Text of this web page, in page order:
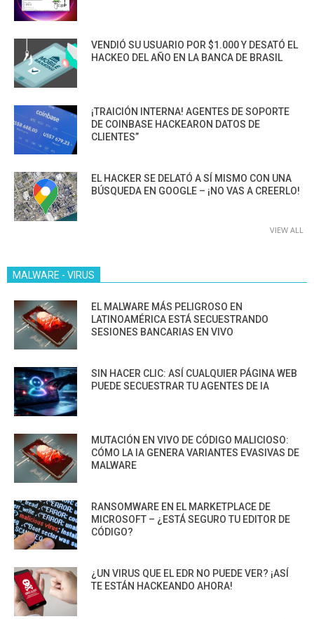
VENDIÓ SU USUARIO POR $1.000 Y DESATÓ EL
HACKEO DEL AÑO EN LA BANCA DE BRASIL
¡TRAICIÓN INTERNA! AGENTES DE SOPORTE
DE COINBASE HACKEARON DATOS DE
CLIENTES”
EL HACKER SE DELATÓ A SÍ MISMO CON UNA
BÚSQUEDA EN GOOGLE – ¡NO VAS A CREERLO!
VIEW ALL
MALWARE - VIRUS
EL MALWARE MÁS PELIGROSO EN
LATINOAMÉRICA ESTÁ SECUESTRANDO
SESIONES BANCARIAS EN VIVO
SIN HACER CLIC: ASÍ CUALQUIER PÁGINA WEB
PUEDE SECUESTRAR TU AGENTES DE IA
MUTACIÓN EN VIVO DE CÓDIGO MALICIOSO:
CÓMO LA IA GENERA VARIANTES EVASIVAS DE
MALWARE
RANSOMWARE EN EL MARKETPLACE DE
MICROSOFT – ¿ESTÁ SEGURO TU EDITOR DE
CÓDIGO?
¿UN VIRUS QUE EL EDR NO PUEDE VER? ¡ASÍ
TE ESTÁN HACKEANDO AHORA!